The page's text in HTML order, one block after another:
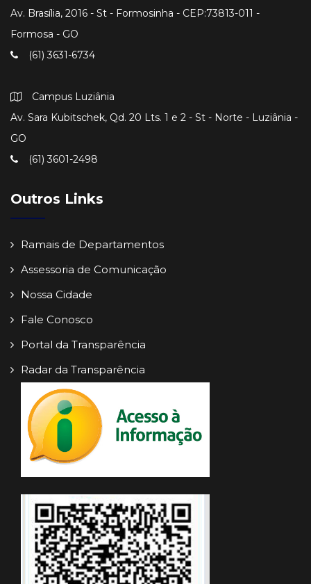
Av. Brasília, 2016 - St - Formosinha - CEP:73813-011 -
Formosa - GO
(61) 3631-6734
Campus Luziânia
Av. Sara Kubitschek, Qd. 20 Lts. 1 e 2 - St - Norte - Luziânia -
GO
(61) 3601-2498
Outros Links
Ramais de Departamentos
Assessoria de Comunicação
Nossa Cidade
Fale Conosco
Portal da Transparência
Radar da Transparência